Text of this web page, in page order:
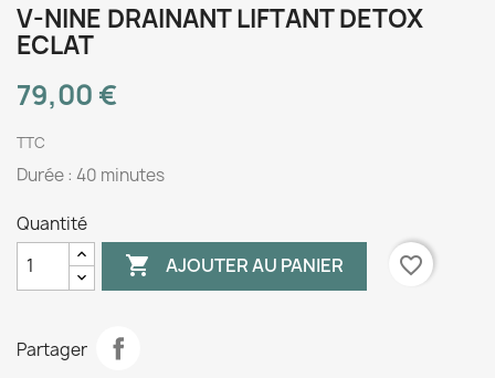
V-NINE DRAINANT LIFTANT DETOX
ECLAT
79,00 €
TTC
Durée : 40 minutes
Quantité
 AJOUTER AU PANIER favorite_border
Partager